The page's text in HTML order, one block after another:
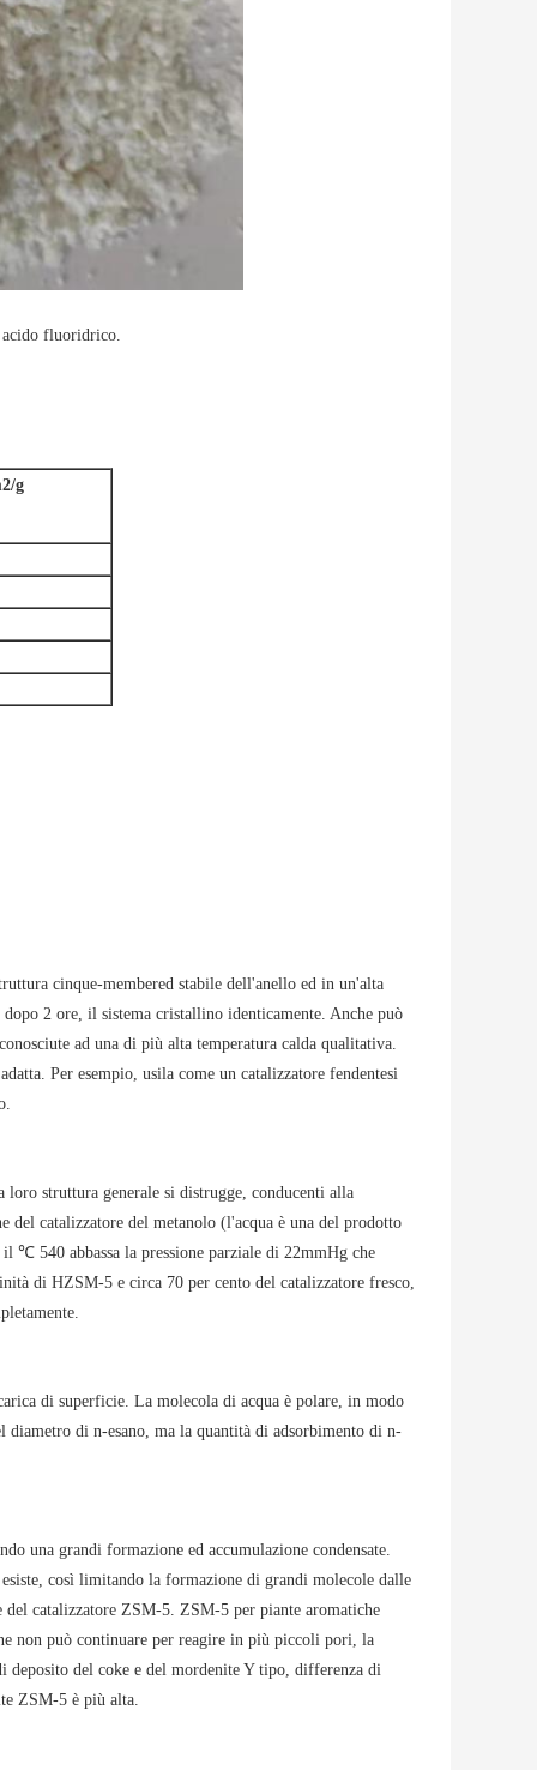
acido fluoridrico.
g
cinque-membered stabile dell'anello ed in un'alta
2 ore, il sistema cristallino identicamente. Anche può
ad una di più alta temperatura calda qualitativa.
Per esempio, usila come un catalizzatore fendentesi
struttura generale si distrugge, conducenti alla
catalizzatore del metanolo (l'acqua è una del prodotto
℃ 540 abbassa la pressione parziale di 22mmHg che
di HZSM-5 e circa 70 per cento del catalizzatore fresco,
di superficie. La molecola di acqua è polare, in modo
di n-esano, ma la quantità di adsorbimento di n-
una grandi formazione ed accumulazione condensate.
così limitando la formazione di grandi molecole dalle
catalizzatore ZSM-5. ZSM-5 per piante aromatiche
non può continuare per reagire in più piccoli pori, la
deposito del coke e del mordenite Y tipo, differenza di
ZSM-5 è più alta.